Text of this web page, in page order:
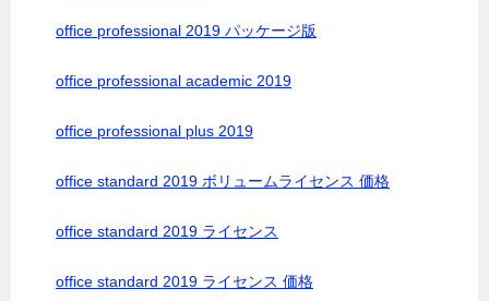
office professional 2019 パッケージ版
office professional academic 2019
office professional plus 2019
office standard 2019 ボリュームライセンス 価格
office standard 2019 ライセンス
office standard 2019 ライセンス 価格